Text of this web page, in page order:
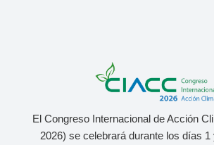
El Congreso Internacional de Acción
2026) se celebrará durante los días 1